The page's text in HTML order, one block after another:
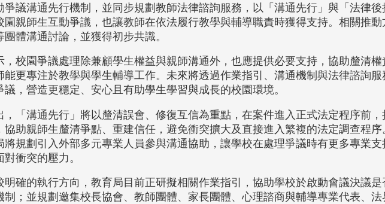
爭議溝通先行機制，並同步規劃教師法律諮詢服務，以「溝通先行」與「法律
園親師生互動爭議，也讓教師在依法履行教學與輔導職責時獲得支持。相關推動
團體溝通討論，並獲得初步共識。
，校園爭議處理除兼顧學生權益與親師溝通外，也應提供必要支持，協助釐清
能更專注於教學與學生輔導工作。未來將透過作業指引、溝通機制與法律諮詢
議，營造更穩定、安心且有助學生學習與成長的校園環境。
，「溝通先行」將以釐清誤會、修復互信為重點，在案件進入正式法定程序前
協助親師生釐清爭點、重建信任，避免衝突擴大及直接進入繁複的法定調查程
將規劃引入外部多元專業人員參與溝通協助，讓學校在處理爭議時有更多專業
衝突的壓力。
明確的執行方向，教育局目前正研擬相關作業指引，協助學校於啟動會議決議
制；並規劃邀集校長協會、教師團體、家長團體、心理諮商與輔導專業代表、